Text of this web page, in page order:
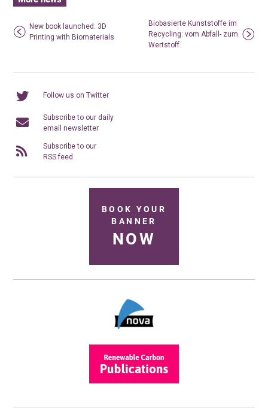
New book launched: 3D
Printing with Biomaterials
Biobasierte Kunststoffe im
Recycling: vom Abfall- zum
Wertstoff
Follow us on Twitter
Subscribe to our daily
email newsletter
Subscribe to our
RSS feed
BOOK YOUR
BANNER
NOW